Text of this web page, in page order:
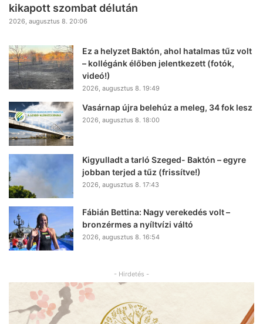
kikapott szombat délután
2026, augusztus 8. 20:06
Ez a helyzet Baktón, ahol hatalmas tűz volt
– kollégánk élőben jelentkezett (fotók,
videó!)
2026, augusztus 8. 19:49
Vasárnap újra belehúz a meleg, 34 fok lesz
2026, augusztus 8. 18:00
Kigyulladt a tarló Szeged- Baktón – egyre
jobban terjed a tűz (frissítve!)
2026, augusztus 8. 17:43
Fábián Bettina: Nagy verekedés volt –
bronzérmes a nyíltvízi váltó
2026, augusztus 8. 16:54
- Hirdetés -